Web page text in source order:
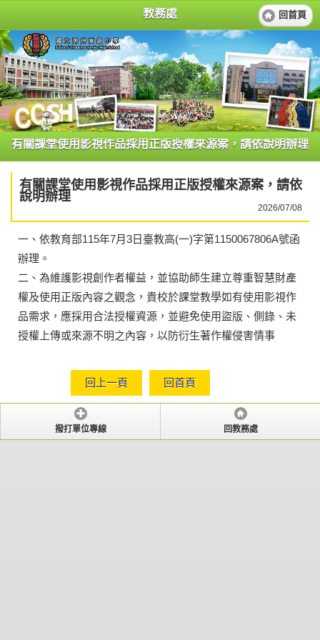
教務處 回首頁
有關課堂使用影視作品採用正版授權來源案，請依說明辦理
有關課堂使用影視作品採用正版授權來源案，請依
說明辦理
2026/07/08
一、依教育部115年7月3日臺教高(一)字第1150067806A號函
辦理。
二、為維護影視創作者權益，並協助師生建立尊重智慧財產
權及使用正版內容之觀念，貴校於課堂教學如有使用影視作
品需求，應採用合法授權資源，並避免使用盜版、側錄、未
授權上傳或來源不明之內容，以防衍生著作權侵害情事
回上一頁 回首頁
撥打單位專線 回教務處